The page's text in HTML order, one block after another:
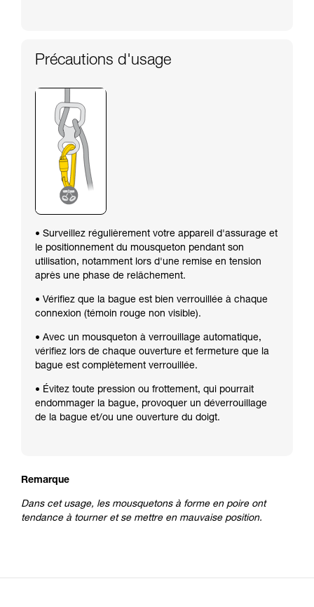
Précautions d'usage
• Surveillez régulièrement votre appareil d'assurage et
le positionnement du mousqueton pendant son
utilisation, notamment lors d'une remise en tension
après une phase de relâchement.
• Vérifiez que la bague est bien verrouillée à chaque
connexion (témoin rouge non visible).
• Avec un mousqueton à verrouillage automatique,
vérifiez lors de chaque ouverture et fermeture que la
bague est complètement verrouillée.
• Évitez toute pression ou frottement, qui pourrait
endommager la bague, provoquer un déverrouillage
de la bague et/ou une ouverture du doigt.
Remarque
Dans cet usage, les mousquetons à forme en poire ont
tendance à tourner et se mettre en mauvaise position.